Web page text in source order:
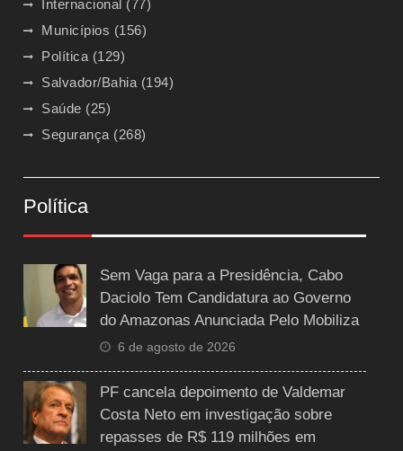
Internacional (77)
Municípios (156)
Política (129)
Salvador/Bahia (194)
Saúde (25)
Segurança (268)
Política
Sem Vaga para a Presidência, Cabo
Daciolo Tem Candidatura ao Governo
do Amazonas Anunciada Pelo Mobiliza
6 de agosto de 2026
PF cancela depoimento de Valdemar
Costa Neto em investigação sobre
repasses de R$ 119 milhões em